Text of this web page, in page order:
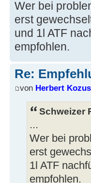
Wer bei
erst
und 1l ATF
empfohlen.
Re:
von Herbert
Schweizer
...
Wer bei
erst
1l ATF
empfohlen.